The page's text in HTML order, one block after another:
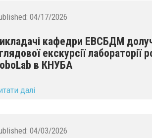
04/17/2026
кафедри ЕВСБДМ
екскурсії лабораторії
в КНУБА
далі
04/03/2026